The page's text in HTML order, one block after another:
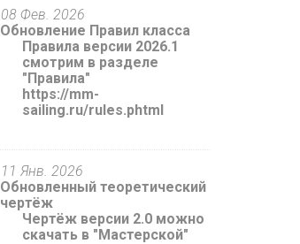
08 Фев. 2026
Обновление Правил класса
Правила версии 2026.1
смотрим в разделе
"Правила"
https://mm-
sailing.ru/rules.phtml
11 Янв. 2026
Обновленный теоретический
чертёж
Чертёж версии 2.0 можно
скачать в "Мастерской"